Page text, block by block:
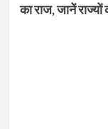
का राज, जानें राज्यों